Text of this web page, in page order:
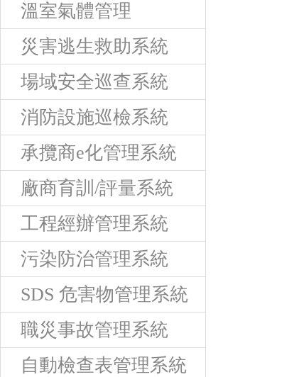
溫室氣體管理
災害逃生救助系統
場域安全巡查系統
消防設施巡檢系統
承攬商e化管理系統
廠商育訓/評量系統
工程經辦管理系統
污染防治管理系統
SDS 危害物管理系統
職災事故管理系統
自動檢查表管理系統